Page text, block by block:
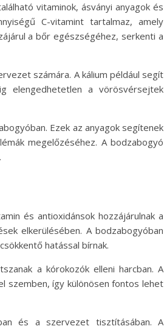
vitaminok, ásványi anyagok és
C-vitamint tartalmaz, amely
a bőr egészségéhez, serkenti a
számára. A kálium például segít
elengedhetetlen a vörösvérsejtek
Ezek az anyagok segítenek
megelőzéséhez. A bodzabogyó
és antioxidánsok hozzájárulnak a
elkerülésében. A bodzabogyóban
hatással bírnak.
a kórokozók elleni harcban. A
szemben, így különösen fontos lehet
és a szervezet tisztításában. A